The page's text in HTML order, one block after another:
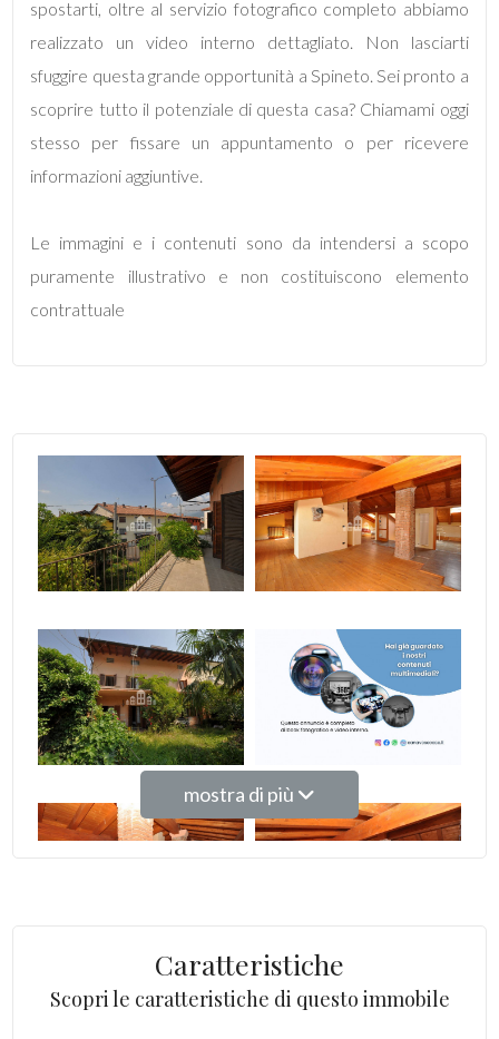
spostarti, oltre al servizio fotografico completo abbiamo
realizzato un video interno dettagliato. Non lasciarti
sfuggire questa grande opportunità a Spineto. Sei pronto a
scoprire tutto il potenziale di questa casa? Chiamami oggi
stesso per fissare un appuntamento o per ricevere
informazioni aggiuntive.
Le immagini e i contenuti sono da intendersi a scopo
puramente illustrativo e non costituiscono elemento
contrattuale
mostra di più
Caratteristiche
Scopri le caratteristiche di questo immobile
2
5+
multiscelta
Giardino
Posto auto/Box
Balcone/Terrazzo
Ascensore
Arredato
Nuova costruzione